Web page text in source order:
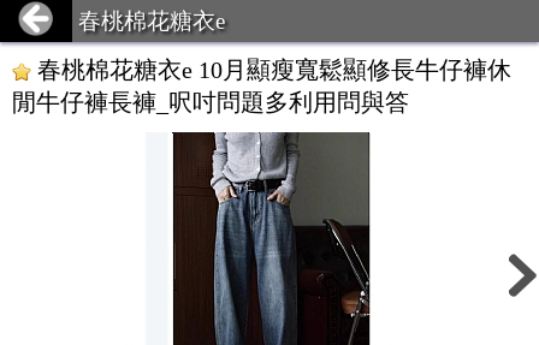
春桃棉花糖衣e
春桃棉花糖衣e 10月顯瘦寬鬆顯修長牛仔褲休
閒牛仔褲長褲_呎吋問題多利用問與答